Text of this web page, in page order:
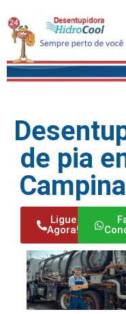
de pia
Ligue
Agora!